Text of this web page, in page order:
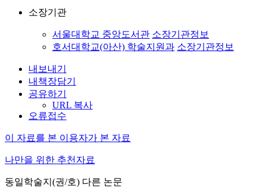
소장기관
서울대학교 중앙도서관 소장기관정보
호서대학교(아산) 학술지원과 소장기관정보
내보내기
내책장담기
공유하기
URL 복사
오류접수
이 자료를 본 이용자가 본 자료
나만을 위한 추천자료
동일학술지(권/호) 다른 논문